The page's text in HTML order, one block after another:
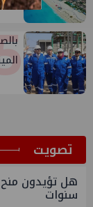
ﺗﺼﻮﻳﺖ
هل تؤيدون
سنوات